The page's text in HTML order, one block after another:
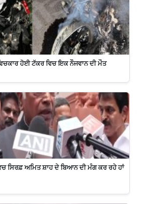
ਹੋਈ ਟੱਕਰ ਵਿਚ ਇਕ ਨੌਜਵਾਨ ਦੀ ਮੌਤ
ਸਿਰਫ਼ ਅਮਿਤ ਸ਼ਾਹ ਦੇ ਬਿਆਨ ਦੀ ਮੰਗ ਕਰ ਰਹੇ ਹਾਂ